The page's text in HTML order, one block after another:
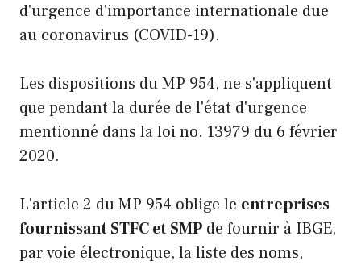
d'urgence d'importance internationale due
au coronavirus (COVID-19).
Les dispositions du MP 954, ne s'appliquent
que pendant la durée de l'état d'urgence
mentionné dans la loi no. 13979 du 6 février
2020.
L'article 2 du MP 954 oblige le entreprises
fournissant STFC et SMP de fournir à IBGE,
par voie électronique, la liste des noms,